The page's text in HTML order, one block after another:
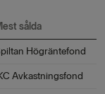
sålda
Högräntefond
Avkastningsfond